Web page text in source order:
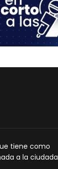
tiene como
a la